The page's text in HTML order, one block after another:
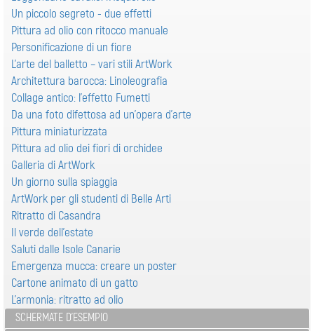
Un piccolo segreto - due effetti
Pittura ad olio con ritocco manuale
Personificazione di un fiore
L’arte del balletto – vari stili ArtWork
Architettura barocca: Linoleografia
Collage antico: l'effetto Fumetti
Da una foto difettosa ad un’opera d’arte
Pittura miniaturizzata
Pittura ad olio dei fiori di orchidee
Galleria di ArtWork
Un giorno sulla spiaggia
ArtWork per gli studenti di Belle Arti
Ritratto di Casandra
Il verde dell'estate
Saluti dalle Isole Canarie
Emergenza mucca: creare un poster
Cartone animato di un gatto
L'armonia: ritratto ad olio
SCHERMATE D'ESEMPIO